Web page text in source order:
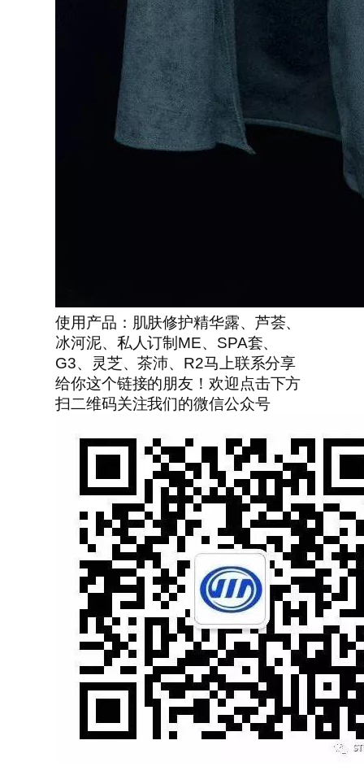
使用产品：肌肤修护精华露、芦荟、
冰河泥、私人订制ME、SPA套、
G3、灵芝、茶沛、R2马上联系分享
给你这个链接的朋友！欢迎点击下方
扫二维码关注我们的微信公众号